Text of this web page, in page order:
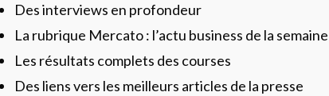
Des interviews en profondeur
La rubrique Mercato : l’actu business de la semaine
Les résultats complets des courses
Des liens vers les meilleurs articles de la presse